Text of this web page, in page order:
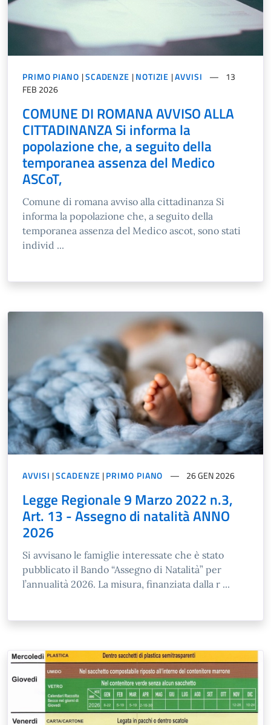
PRIMO PIANO |SCADENZE |NOTIZIE |AVVISI
13
FEB 2026
COMUNE DI ROMANA AVVISO ALLA
CITTADINANZA Si informa la
popolazione che, a seguito della
temporanea assenza del Medico
ASCoT,
Comune di romana avviso alla cittadinanza Si
informa la popolazione che, a seguito della
temporanea assenza del Medico ascot, sono stati
individ ...
AVVISI |SCADENZE |PRIMO PIANO 26 GEN 2026
Legge Regionale 9 Marzo 2022 n.3,
Art. 13 - Assegno di natalità ANNO
2026
Si avvisano le famiglie interessate che è stato
pubblicato il Bando “Assegno di Natalità” per
l’annualità 2026. La misura, finanziata dalla r ...